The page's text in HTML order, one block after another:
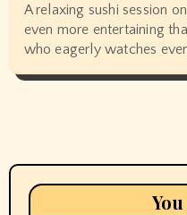
A relaxing sushi session
even more entertaining
who eagerly watches